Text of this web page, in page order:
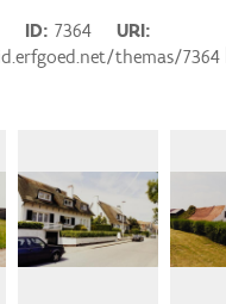
ID 7364
URI
themas/7364